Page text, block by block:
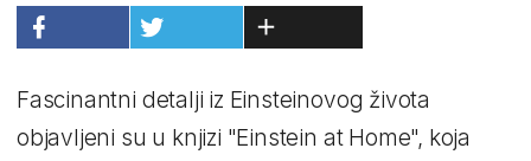
Fascinantni detalji iz Einsteinovog života
objavljeni su u knjizi "Einstein at Home", koja